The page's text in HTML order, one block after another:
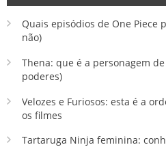
Quais episódios de One Piece
não)
Thena: que é a personagem
poderes)
Velozes e Furiosos: esta é a
os filmes
Tartaruga Ninja feminina: